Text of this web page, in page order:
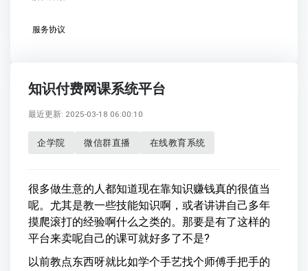
服务协议
知识付费网课系统平台
最近更新: 2025-03-18 06:00:10
企学院 微信群直播 在线教育系统
很多做生意的人都知道现在靠知识赚钱真的很值当
呢。尤其是教一些技能知识啊，或者讲讲自己多年
摸爬滚打的经验啊什么之类的。那要是有了这样的
平台来卖呢自己的课可就好多了不是?
以前教点东西呀就比如学个手艺找个师傅手把手的